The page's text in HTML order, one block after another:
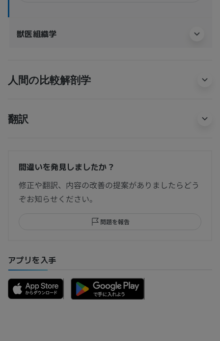
獣医組織学
人間の比較解剖学
翻訳
間違いを発見しましたか？
修正や翻訳、内容の改善の提案がありましたらどう
ぞお知らせください。
問題を報告
アプリを入手